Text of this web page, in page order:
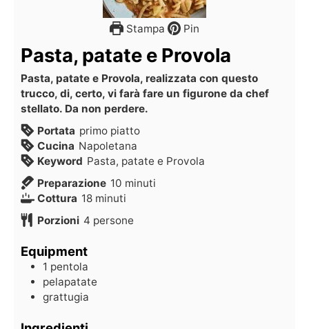
Stampa Pin
Pasta, patate e Provola
Pasta, patate e Provola, realizzata con questo
trucco, di, certo, vi farà fare un figurone da chef
stellato. Da non perdere.
Portata primo piatto
Cucina Napoletana
Keyword Pasta, patate e Provola
Preparazione 10 minuti
Cottura 18 minuti
Porzioni 4 persone
Equipment
1 pentola
pelapatate
grattugia